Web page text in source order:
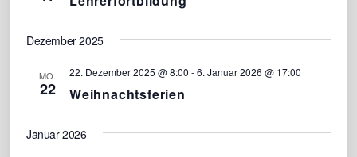
w
n
Dezember 2025
MO.
22 Weihnachtsferien
22. Dezember 2025 @ 8:00 -6. Januar 2026 @ 17:00
Januar 2026